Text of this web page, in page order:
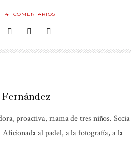
41 COMENTARIOS
proactiva, mama de tres niños. Socia
al padel, a la fotografía, a la